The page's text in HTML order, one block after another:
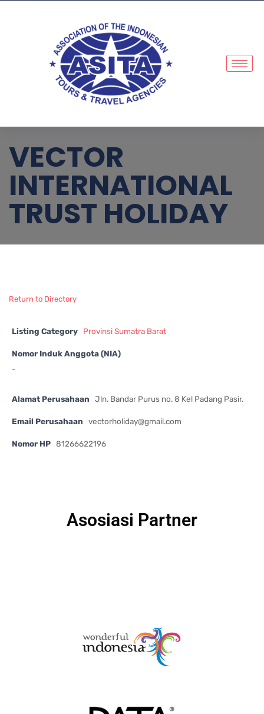
VECTOR
INTERNATIONAL
TRUST HOLIDAY
Return to Directory
Listing Category Provinsi Sumatra Barat
Nomor Induk Anggota (NIA)
-
Alamat Perusahaan Jln. Bandar Purus no. 8 Kel Padang Pasir.
Email Perusahaan vectorholiday@gmail.com
Nomor HP 81266622196
Asosiasi Partner